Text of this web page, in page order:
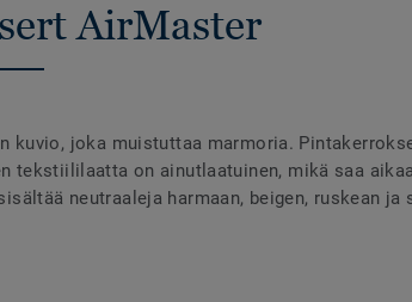
AirMaster
kuvio, joka muistuttaa marmoria.
tekstiililaatta on ainutlaatuinen, mikä saa
neutraaleja harmaan, beigen, ruskean ja